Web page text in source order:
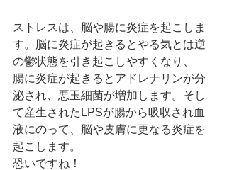
ストレスは、脳や腸に炎症を起こしま
す。脳に炎症が起きるとやる気とは逆
の鬱状態を引き起こしやすくなり、
腸に炎症が起きるとアドレナリンが分
泌され、悪玉細菌が増加します。そし
て産生されたLPSが腸から吸収され血
液にのって、脳や皮膚に更なる炎症を
起こします。
恐いですね！